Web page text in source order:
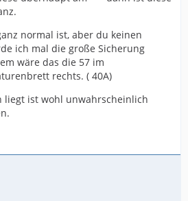
normal ist, aber du keinen
ich mal die große Sicherung
wäre das die 57 im
rechts. ( 40A)
liegt ist wohl unwahrscheinlich